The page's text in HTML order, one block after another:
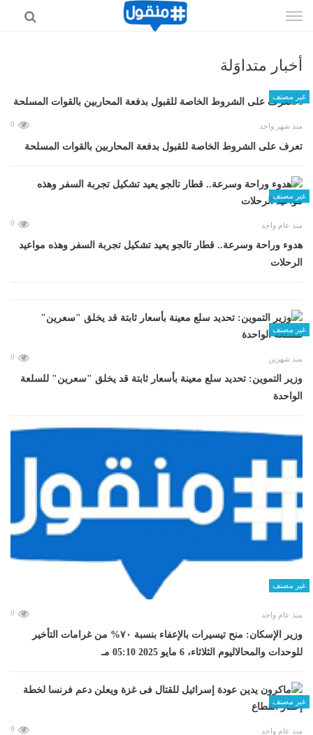
الى
أخبار متداوَلة
غير مصنف
منذ شهر واحد 0
تعرف على الشروط الخاصة للقبول بدفعة المحاربين بالقوات المسلحة
غير مصنف
منذ عام واحد 0
هدوء وراحة وسرعة.. قطار تالجو يعيد تشكيل تجربة السفر وهذه مواعيد
الرحلات
غير مصنف
منذ شهرين 0
وزير التموين: تحديد سلع معينة بأسعار ثابتة قد يخلق "سعرين" للسلعة
الواحدة
غير مصنف
منذ عام واحد 0
وزير الإسكان: منح تيسيرات بالإعفاء بنسبة ٧٠% من غرامات التأخير
للوحدات والمحالاليوم الثلاثاء، 6 مايو 2025 05:10 مـ
غير مصنف
منذ عام واحد 0